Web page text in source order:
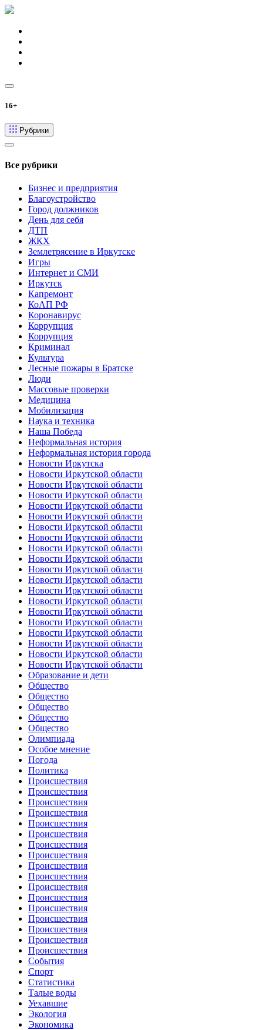
16+
Рубрики
Все рубрики
Бизнес и предприятия
Благоустройство
Город должников
День для себя
ДТП
ЖКХ
Землетрясение в Иркутске
Игры
Интернет и СМИ
Иркутск
Капремонт
КоАП РФ
Коронавирус
Коррупция
Коррупция
Криминал
Культура
Лесные пожары в Братске
Люди
Массовые проверки
Медицина
Мобилизация
Наука и техника
Наша Победа
Неформальная история
Неформальная история города
Новости Иркутска
Новости Иркутской области
Новости Иркутской области
Новости Иркутской области
Новости Иркутской области
Новости Иркутской области
Новости Иркутской области
Новости Иркутской области
Новости Иркутской области
Новости Иркутской области
Новости Иркутской области
Новости Иркутской области
Новости Иркутской области
Новости Иркутской области
Новости Иркутской области
Новости Иркутской области
Новости Иркутской области
Новости Иркутской области
Новости Иркутской области
Новости Иркутской области
Образование и дети
Общество
Общество
Общество
Общество
Общество
Олимпиада
Особое мнение
Погода
Политика
Происшествия
Происшествия
Происшествия
Происшествия
Происшествия
Происшествия
Происшествия
Происшествия
Происшествия
Происшествия
Происшествия
Происшествия
Происшествия
Происшествия
Происшествия
Происшествия
Происшествия
События
Спорт
Статистика
Талые воды
Уехавшие
Экология
Экономика